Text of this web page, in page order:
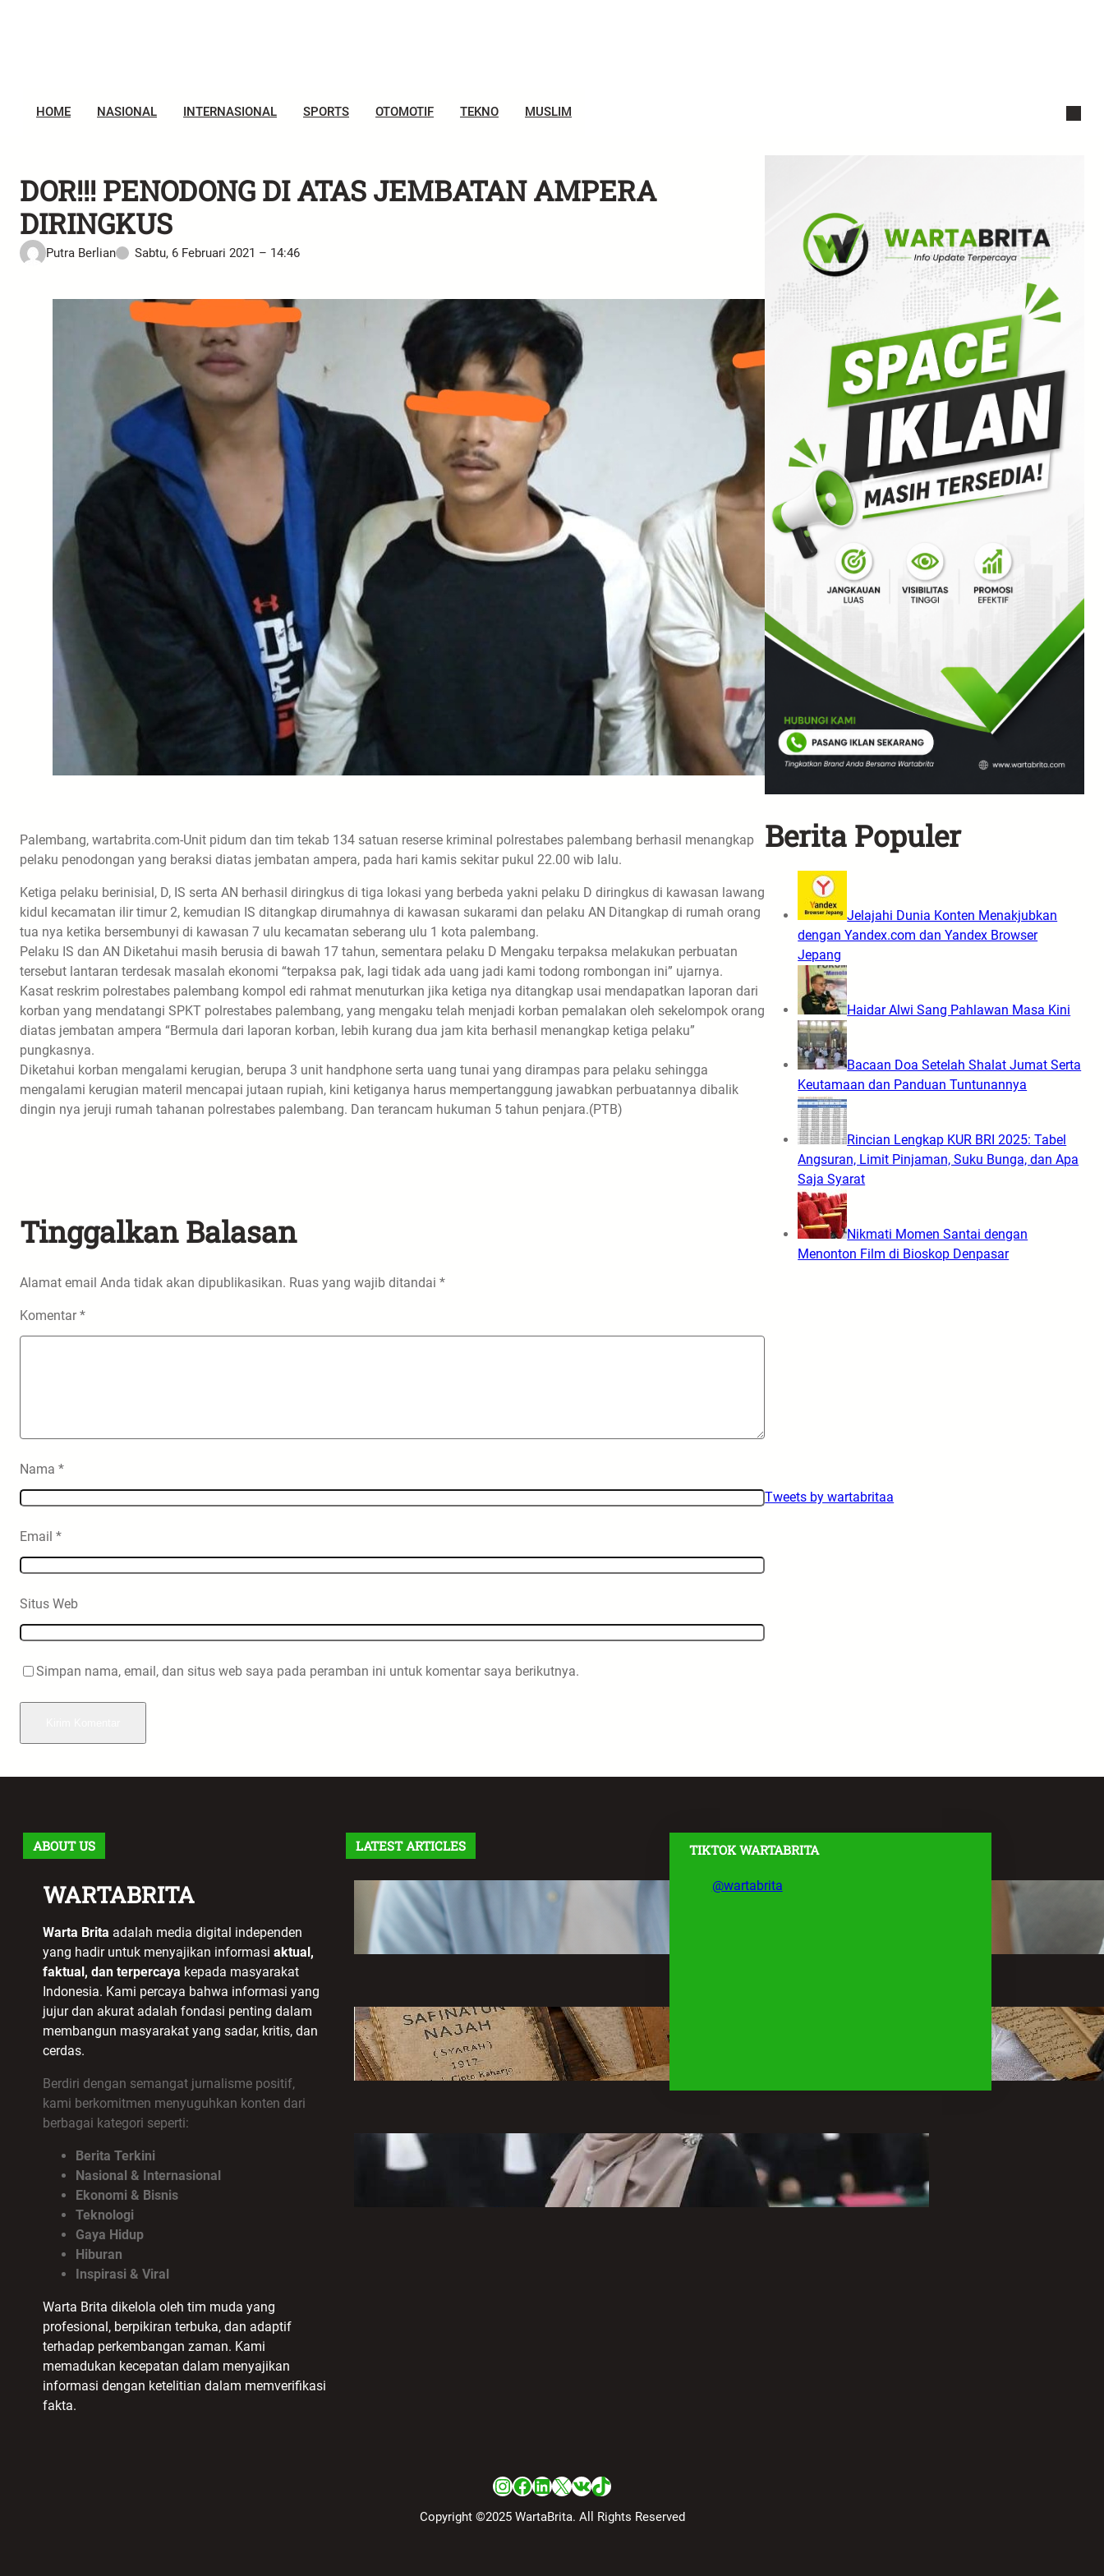
HOME NASIONAL INTERNASIONAL SPORTS OTOMOTIF TEKNO MUSLIM
DOR!!! PENODONG DI ATAS JEMBATAN AMPERA
DIRINGKUS
Putra Berlian Sabtu, 6 Februari 2021 – 14:46
Palembang, wartabrita.com-Unit pidum dan tim tekab 134 satuan reserse kriminal polrestabes palembang berhasil menangkap
pelaku penodongan yang beraksi diatas jembatan ampera, pada hari kamis sekitar pukul 22.00 wib lalu.
Ketiga pelaku berinisial, D, IS serta AN berhasil diringkus di tiga lokasi yang berbeda yakni pelaku D diringkus di kawasan lawang
kidul kecamatan ilir timur 2, kemudian IS ditangkap dirumahnya di kawasan sukarami dan pelaku AN Ditangkap di rumah orang
tua nya ketika bersembunyi di kawasan 7 ulu kecamatan seberang ulu 1 kota palembang.
Pelaku IS dan AN Diketahui masih berusia di bawah 17 tahun, sementara pelaku D Mengaku terpaksa melakukan perbuatan
tersebut lantaran terdesak masalah ekonomi “terpaksa pak, lagi tidak ada uang jadi kami todong rombongan ini” ujarnya.
Kasat reskrim polrestabes palembang kompol edi rahmat menuturkan jika ketiga nya ditangkap usai mendapatkan laporan dari
korban yang mendatangi SPKT polrestabes palembang, yang mengaku telah menjadi korban pemalakan oleh sekelompok orang
diatas jembatan ampera “Bermula dari laporan korban, lebih kurang dua jam kita berhasil menangkap ketiga pelaku”
pungkasnya.
Diketahui korban mengalami kerugian, berupa 3 unit handphone serta uang tunai yang dirampas para pelaku sehingga
mengalami kerugian materil mencapai jutaan rupiah, kini ketiganya harus mempertanggung jawabkan perbuatannya dibalik
dingin nya jeruji rumah tahanan polrestabes palembang. Dan terancam hukuman 5 tahun penjara.(PTB)
Tinggalkan Balasan
Alamat email Anda tidak akan dipublikasikan. Ruas yang wajib ditandai *
Komentar*
Nama *
Email *
Situs Web
Simpan nama, email, dan situs web saya pada peramban ini untuk komentar saya berikutnya.
Berita Populer
Jelajahi Dunia Konten Menakjubkan
dengan Yandex.com dan Yandex Browser
Jepang
Haidar Alwi Sang Pahlawan Masa Kini
Bacaan Doa Setelah Shalat Jumat Serta
Keutamaan dan Panduan Tuntunannya
Rincian Lengkap KUR BRI 2025: Tabel
Angsuran, Limit Pinjaman, Suku Bunga, dan Apa
Saja Syarat
Nikmati Momen Santai dengan
Menonton Film di Bioskop Denpasar
Tweets by wartabritaa
ABOUT US
WARTABRITA
Warta Brita adalah media digital independen
yang hadir untuk menyajikan informasi aktual,
faktual, dan terpercaya kepada masyarakat
Indonesia. Kami percaya bahwa informasi yang
jujur dan akurat adalah fondasi penting dalam
membangun masyarakat yang sadar, kritis, dan
cerdas.
Berdiri dengan semangat jurnalisme positif,
kami berkomitmen menyuguhkan konten dari
berbagai kategori seperti:
Berita Terkini
Nasional & Internasional
Ekonomi & Bisnis
Teknologi
Gaya Hidup
Hiburan
Inspirasi & Viral
Warta Brita dikelola oleh tim muda yang
profesional, berpikiran terbuka, dan adaptif
terhadap perkembangan zaman. Kami
memadukan kecepatan dalam menyajikan
informasi dengan ketelitian dalam memverifikasi
fakta.
LATEST ARTICLES
Kalimat dan Cerita, Cara
Mengatasinya
Mbah Cipto Rahar, Cendekiawan
yang Menguasai Lima Bahasa
Minggu, 9 Agustus 2026 – 09:46
Dokter Tifa dan UU ITE: Kuasa
Hukum Bongkar Alasan Penjeratan
Sabtu, 8 Agustus 2026 – 13:27
TIKTOK WARTABRITA
@wartabrita
Instagram
Facebook
LinkedIn
X VKTikTok
Copyright ©2025 WartaBrita. All Rights Reserved